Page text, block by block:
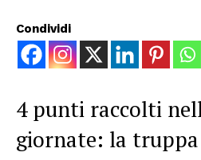
Condividi
4 punti raccolti
giornate: la